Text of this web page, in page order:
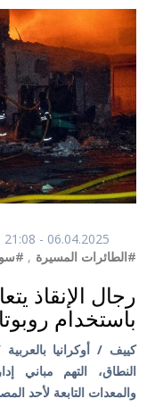
06.04.2025 - 21:08
#الطائرات المسيرة ,
رجال الإنقاذ
باستخدام
كييف / أوكرانيا
النطاق، التهم مباني
والمعدات التابعة لأحد